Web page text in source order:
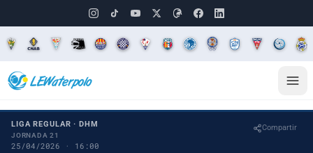
LIGA REGULAR · DHM
JORNADA 21
25/04/2026 · 16:00
Compartir